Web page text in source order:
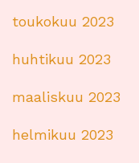
toukokuu 2023
huhtikuu 2023
maaliskuu 2023
helmikuu 2023